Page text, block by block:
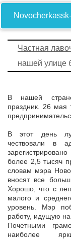
Частная
нашей улице
В нашей
праздник. 26 мая
В этот день
чествовали в
более 2,5 тысяч
словам мэра
вносят все
Хорошо, что с
малого и
уровень. Мэр
работу, идущую на
Почетными
наиболее